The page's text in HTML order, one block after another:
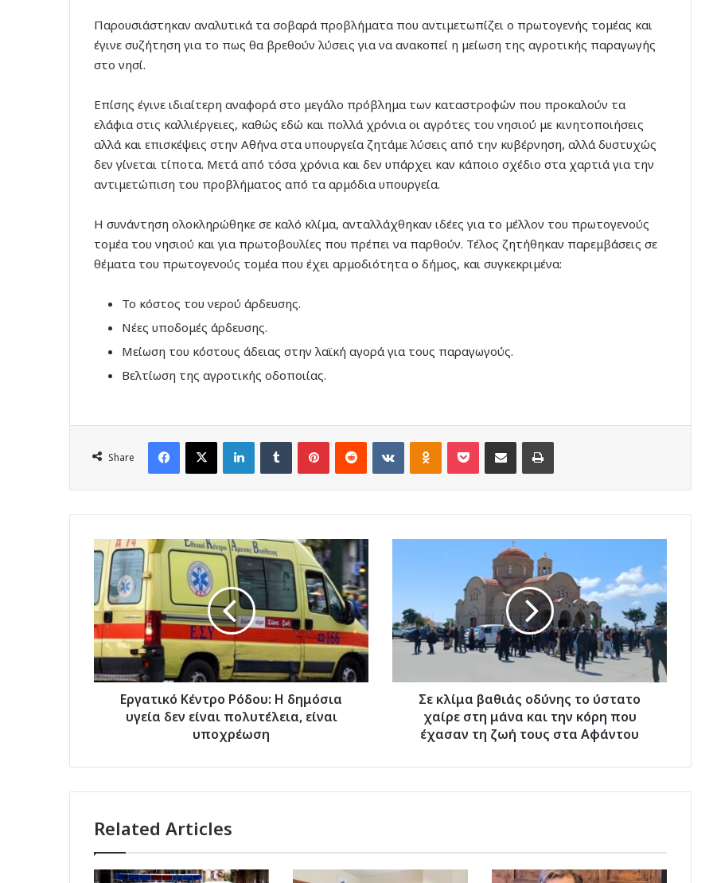
Παρουσιάστηκαν αναλυτικά τα σοβαρά προβλήματα που αντιμετωπίζει ο πρωτογενής τομέας και
έγινε συζήτηση για το πως θα βρεθούν λύσεις για να ανακοπεί η μείωση της αγροτικής παραγωγής
στο νησί.
Επίσης έγινε ιδιαίτερη αναφορά στο μεγάλο πρόβλημα των καταστροφών που προκαλούν τα
ελάφια στις καλλιέργειες, καθώς εδώ και πολλά χρόνια οι αγρότες του νησιού με κινητοποιήσεις
αλλά και επισκέψεις στην Αθήνα στα υπουργεία ζητάμε λύσεις από την κυβέρνηση, αλλά δυστυχώς
δεν γίνεται τίποτα. Μετά από τόσα χρόνια και δεν υπάρχει καν κάποιο σχέδιο στα χαρτιά για την
αντιμετώπιση του προβλήματος από τα αρμόδια υπουργεία.
Η συνάντηση ολοκληρώθηκε σε καλό κλίμα, ανταλλάχθηκαν ιδέες για το μέλλον του πρωτογενούς
τομέα του νησιού και για πρωτοβουλίες που πρέπει να παρθούν. Τέλος ζητήθηκαν παρεμβάσεις σε
θέματα του πρωτογενούς τομέα που έχει αρμοδιότητα ο δήμος, και συγκεκριμένα:
Το κόστος του νερού άρδευσης.
Νέες υποδομές άρδευσης.
Μείωση του κόστους άδειας στην λαϊκή αγορά για τους παραγωγούς.
Βελτίωση της αγροτικής οδοποιίας.
Share
Facebook
X LinkedInTumblr PinterestReddit VKontakteOdnoklassniki
Pocket Share via Email Print
Εργατικό
Κέντρο
Ρόδου:
Η
δημόσια
υγεία
δεν
είναι
πολυτέλεια,
υποχρέωση
Εργατικό Κέντρο Ρόδου: Η δημόσια
υγεία δεν είναι πολυτέλεια, είναι
υποχρέωση
το
ύστατο
χαίρε
μάνα
έχασαν
ζωή
Σε κλίμα βαθιάς οδύνης το ύστατο
χαίρε στη μάνα και την κόρη που
έχασαν τη ζωή τους στα Αφάντου
Related Articles